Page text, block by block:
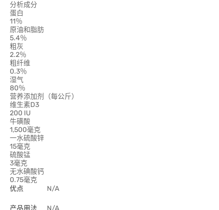
分析成分
蛋白
11％
原油和脂肪
5.4％
粗灰
2.2％
粗纤维
0.3％
湿气
80％
营养添加剂（每公斤）
维生素D3
200 IU
牛磺酸
1,500毫克
一水硫酸锌
15毫克
硫酸锰
3毫克
无水碘酸钙
0.75毫克
优点
N/A
产品用法 N/A